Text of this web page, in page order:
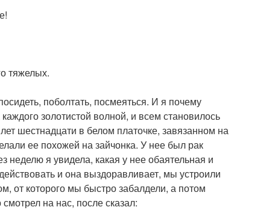
тяжелых.
поболтать, посмеяться. И я почему
золотистой волной, и всем становилось
шестнадцати в белом платочке, завязанном на
ее похожей на зайчонка. У нее был рак
неделю я увидела, какая у нее обаятельная и
и она выздоравливает, мы устроили
от которого мы быстро забалдели, а потом
на нас, после сказал: